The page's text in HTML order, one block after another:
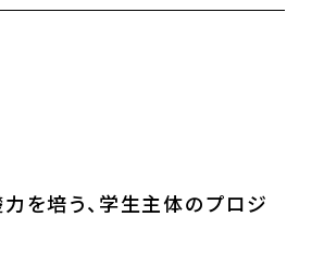
を培う、学生主体のプロジ